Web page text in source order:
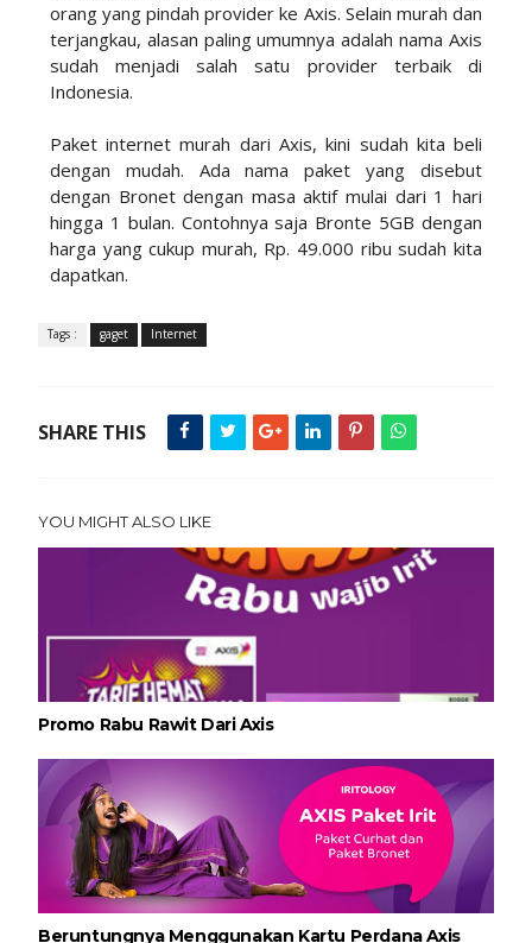
orang yang pindah provider ke Axis. Selain murah dan
terjangkau, alasan paling umumnya adalah nama Axis
sudah menjadi salah satu provider terbaik di
Indonesia.
Paket internet murah dari Axis, kini sudah kita beli
dengan mudah. Ada nama paket yang disebut
dengan Bronet dengan masa aktif mulai dari 1 hari
hingga 1 bulan. Contohnya saja Bronte 5GB dengan
harga yang cukup murah, Rp. 49.000 ribu sudah kita
dapatkan.
Tags : gaget Internet
SHARE THIS
YOU MIGHT ALSO LIKE
Promo Rabu Rawit Dari Axis
Beruntungnya Menggunakan Kartu Perdana Axis